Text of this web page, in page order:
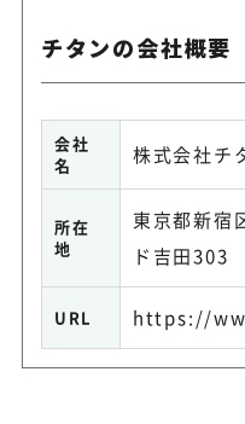
チタンの会社概要
会社
名
株式会社チ
所在
地
東京都新宿
ド吉田303
URL https://